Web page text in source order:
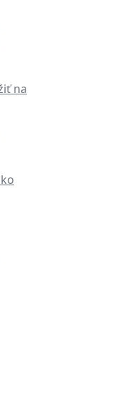
na